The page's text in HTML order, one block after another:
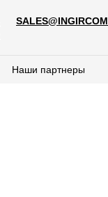
Наши партнеры
Наши партнеры